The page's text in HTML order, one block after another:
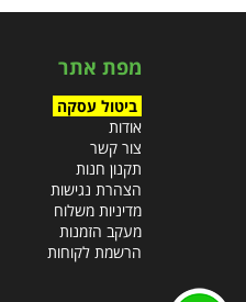
מפת אתר
ביטול עסקה
אודות
צור קשר
תקנון חנות
הצהרת נגישות
מדיניות משלוח
מעקב הזמנות
הרשמת לקוחות